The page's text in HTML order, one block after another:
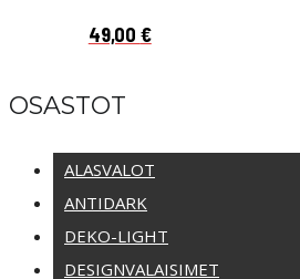
49,00 €
OSASTOT
ALASVALOT
ANTIDARK
DEKO-LIGHT
DESIGNVALAISIMET